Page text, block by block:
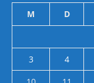
M D
3
4